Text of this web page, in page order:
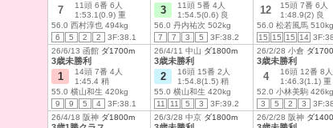
7
11頭 6番 6人
1:53.1(0.9) 重
56.0 西村淳也 494kg
6
5 2 2 3F:38.1
3
11頭 5番 4人
1:54.5(0.6) 良
56.0 丹内祐次 502kg
7
7 3 5 3F:38.2
12
15頭 7番 6人
1:48.9(2) 良
56.0 松若風馬 510kg
15
15 15 14
26/6/13 函館 ダ1700m
3歳未勝利
1
14頭 7番 4人
1:45.4 稍
55.0 横山和生 420kg
9
9 5 4 3F:38.1
26/4/11 中山 ダ1800m
3歳未勝利
2
16頭 15番 2人
1:54.8(1.5) 稍
55.0 横山和生 420kg
11
11 5 3 3F:39.2
26/2/28 小倉 ダ
3歳未勝利
4
16頭 12番 8人
1:46.3(1.1) 重
52.0 小林美駒 426kg
3
5 2 3
26/4/18 阪神 ダ1800m 26/3/28 中京 ダ1800m 26/2/28 阪神 ダ